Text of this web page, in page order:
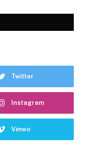
Twitter
Instagram
Vimeo